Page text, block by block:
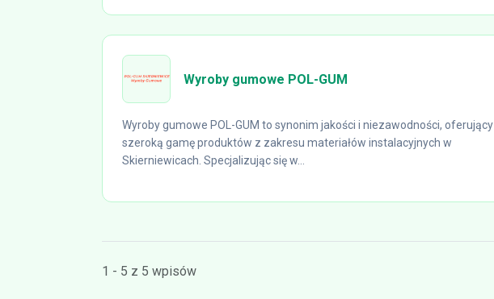
Wyroby gumowe POL-GUM
Wyroby gumowe POL-GUM to synonim jakości i niezawodności, oferujący
szeroką gamę produktów z zakresu materiałów instalacyjnych w
Skierniewicach. Specjalizując się w...
1 - 5 z 5 wpisów